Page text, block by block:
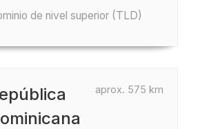
de nivel superior (TLD)
aprox. 575 km